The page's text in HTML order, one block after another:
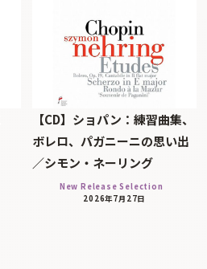
【CD】ショパン：練習曲集、
ボレロ、パガニーニの思い出
／シモン・ネーリング
New Release Selection
2026年7月27日